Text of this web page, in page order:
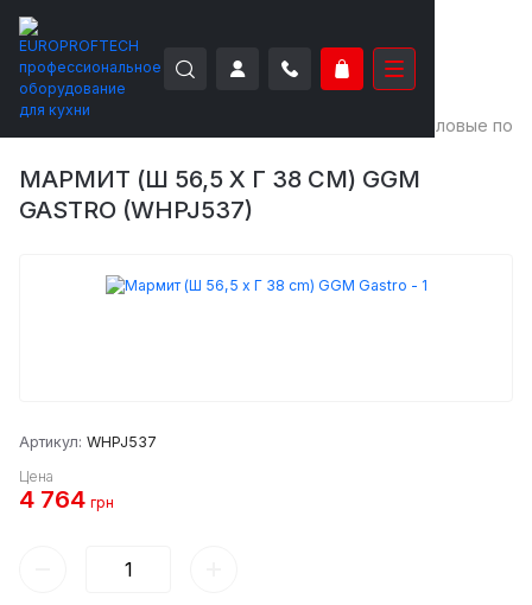
EUROPROFTECH Тепловые
МАРМИТ (Ш 56,5 X Г 38 CM) GGM
GASTRO (WHPJ537)
Артикул: WHPJ537
Цена
4 764 грн